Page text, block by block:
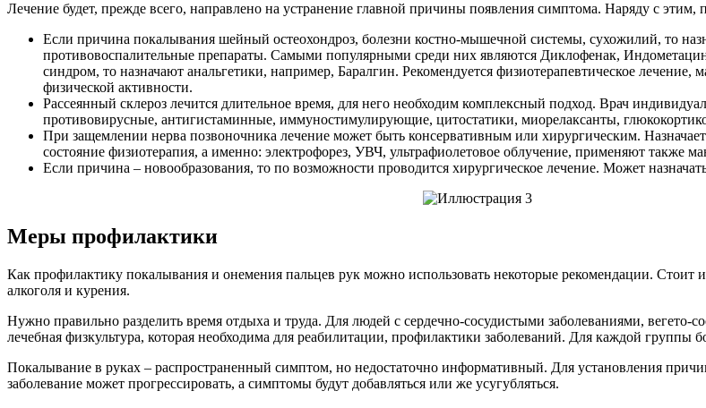
Лечение будет, прежде всего, направлено на устранение главной причины появления симптома. Наряду с этим,
Если причина покалывания шейный остеохондроз, болезни костно-мышечной системы, сухожилий, то
противовоспалительные препараты. Самыми популярными среди них являются Диклофенак,
синдром, то назначают анальгетики, например, Баралгин. Рекомендуется физиотерапевтическое
физической активности.
Рассеянный склероз лечится длительное время, для него необходим комплексный подход. Врач
противовирусные, антигистаминные, иммуностимулирующие, цитостатики, миорелаксанты,
При защемлении нерва позвоночника лечение может быть консервативным или хирургическим.
состояние физиотерапия, а именно: электрофорез, УВЧ, ультрафиолетовое облучение, применяют также
Если причина – новообразования, то по возможности проводится хирургическое лечение. Может
Меры профилактики
Как профилактику покалывания и онемения пальцев рук можно использовать некоторые рекомендации. Стоит
алкоголя и курения.
Нужно правильно разделить время отдыха и труда. Для людей с сердечно-сосудистыми заболеваниями,
лечебная физкультура, которая необходима для реабилитации, профилактики заболеваний. Для каждой группы
Покалывание в руках – распространенный симптом, но недостаточно информативный. Для установления
заболевание может прогрессировать, а симптомы будут добавляться или же усугубляться.